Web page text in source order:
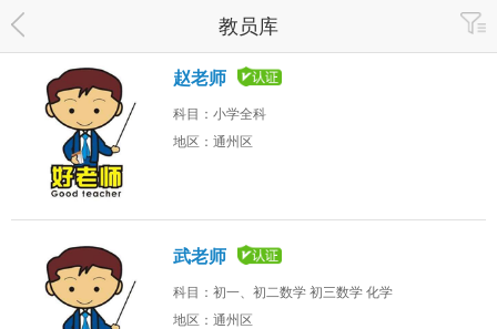
教员库
赵老师
科目：小学全科
地区：通州区
武老师
科目：初一、初二数学 初三数学 化学
地区：通州区